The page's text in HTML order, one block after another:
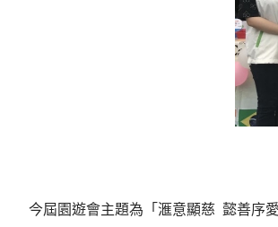
今屆園遊會主題為「滙意顯慈 懿善序